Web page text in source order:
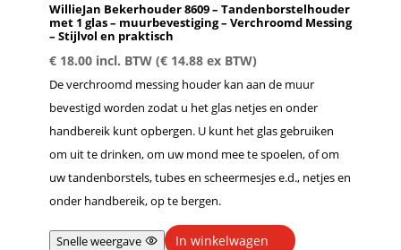
WillieJan Bekerhouder 8609 – Tandenborstelhouder
met 1 glas – muurbevestiging – Verchroomd Messing
– Stijlvol en praktisch
€18.00 incl. BTW (€14.88ex BTW)
De verchroomd messing houder kan aan de muur
bevestigd worden zodat u het glas netjes en onder
handbereik kunt opbergen. U kunt het glas gebruiken
om uit te drinken, om uw mond mee te spoelen, of om
uw tandenborstels, tubes en scheermesjes e.d., netjes en
onder handbereik, op te bergen.
Snelle weergave In winkelwagen